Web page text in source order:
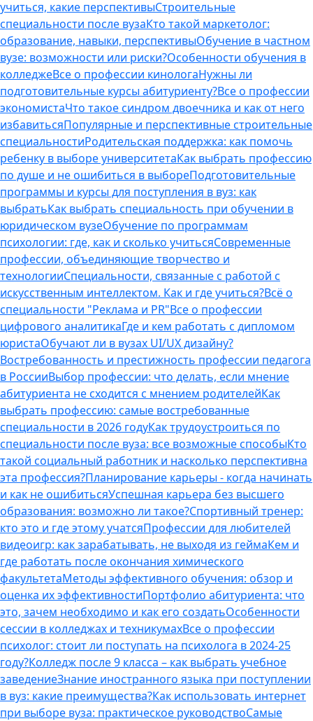
учиться, какие перспективыСтроительные
специальности после вузаКто такой маркетолог:
образование, навыки, перспективыОбучение в частном
вузе: возможности или риски?Особенности обучения в
колледжеВсе о профессии кинологаНужны ли
подготовительные курсы абитуриенту?Все о профессии
экономистаЧто такое синдром двоечника и как от него
избавитьсяПопулярные и перспективные строительные
специальностиРодительская поддержка: как помочь
ребенку в выборе университетаКак выбрать профессию
по душе и не ошибиться в выбореПодготовительные
программы и курсы для поступления в вуз: как
выбратьКак выбрать специальность при обучении в
юридическом вузеОбучение по программам
психологии: где, как и сколько учитьсяСовременные
профессии, объединяющие творчество и
технологииСпециальности, связанные с работой с
искусственным интеллектом. Как и где учиться?Всё о
специальности "Реклама и PR"Все о профессии
цифрового аналитикаГде и кем работать с дипломом
юристаОбучают ли в вузах UI/UX дизайну?
Востребованность и престижность профессии педагога
в РоссииВыбор профессии: что делать, если мнение
абитуриента не сходится с мнением родителейКак
выбрать профессию: самые востребованные
специальности в 2026 годуКак трудоустроиться по
специальности после вуза: все возможные способыКто
такой социальный работник и насколько перспективна
эта профессия?Планирование карьеры - когда начинать
и как не ошибитьсяУспешная карьера без высшего
образования: возможно ли такое?Спортивный тренер:
кто это и где этому учатсяПрофессии для любителей
видеоигр: как зарабатывать, не выходя из геймаКем и
где работать после окончания химического
факультетаМетоды эффективного обучения: обзор и
оценка их эффективностиПортфолио абитуриента: что
это, зачем необходимо и как его создатьОсобенности
сессии в колледжах и техникумахВсе о профессии
психолог: стоит ли поступать на психолога в 2024-25
году?Колледж после 9 класса – как выбрать учебное
заведениеЗнание иностранного языка при поступлении
в вуз: какие преимущества?Как использовать интернет
при выборе вуза: практическое руководствоСамые